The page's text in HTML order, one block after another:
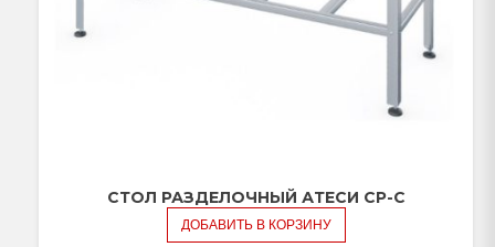
СТОЛ РАЗДЕЛОЧНЫЙ АТЕСИ СР-С
ДОБАВИТЬ В КОРЗИНУ